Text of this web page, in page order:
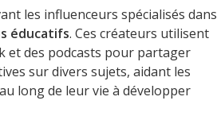
les influenceurs spécialisés dans
éducatifs. Ces créateurs utilisent
et des podcasts pour partager
sur divers sujets, aidant les
long de leur vie à développer